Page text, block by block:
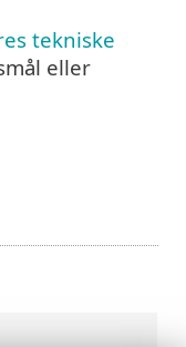
tekniske
eller